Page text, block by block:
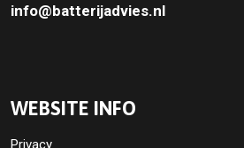
info@batterijadvies.nl
WEBSITE INFO
Privacy